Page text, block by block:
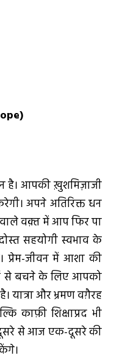
है। आपकी ख़ुशमिज़ाजी
अपने अतिरिक्त धन
वक़्त में आप फिर पा
सहयोगी स्वभाव के
प्रेम-जीवन में आशा की
से बचने के लिए आपको
यात्रा और भ्रमण वग़ैरह
काफ़ी शिक्षाप्रद भी
से आज एक-दूसरे की